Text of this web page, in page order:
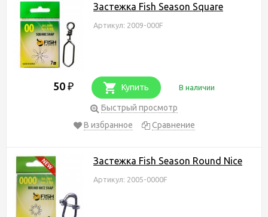
Застежка Fish Season Square
Артикул: 2009-000F
50 ₽ Купить В наличии
Быстрый просмотр
В избранное
Сравнение
Застежка Fish Season Round Nice
Артикул: 2005-0000F